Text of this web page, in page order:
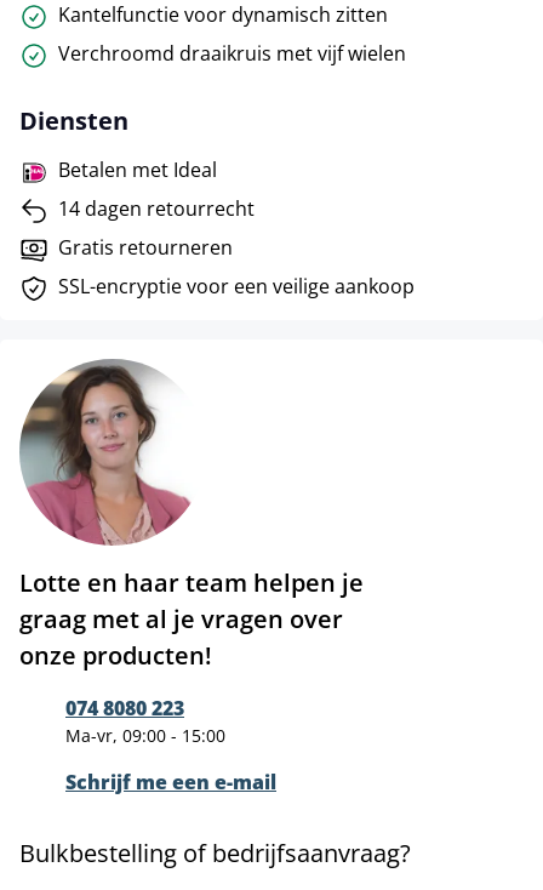
Kantelfunctie voor dynamisch zitten
Verchroomd draaikruis met vijf wielen
Diensten
Betalen met Ideal
14 dagen retourrecht
Gratis retourneren
SSL-encryptie voor een veilige aankoop
Lotte en haar team helpen je
graag met al je vragen over
onze producten!
074 8080 223
Ma-vr, 09:00 - 15:00
Schrijf me een e-mail
Bulkbestelling of bedrijfsaanvraag?